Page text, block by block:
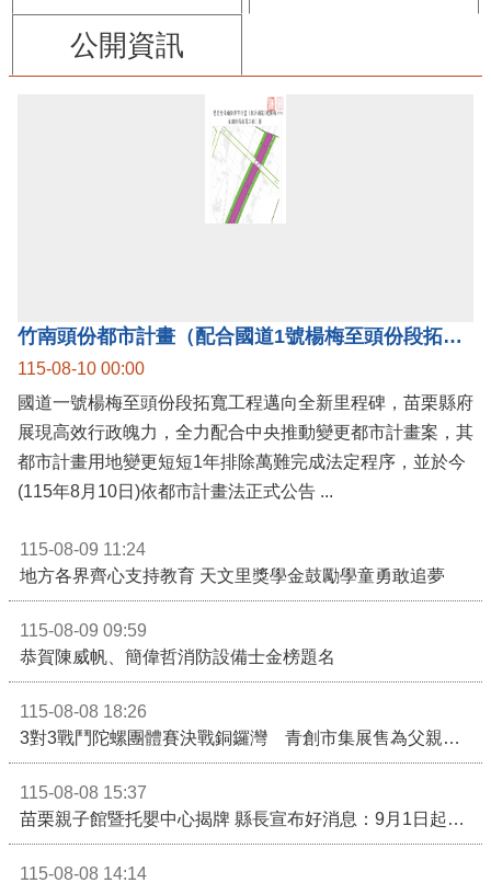
公開資訊
竹南頭份都市計畫（配合國道1號楊梅至頭份段拓寬工程）案公告實施，國道1號楊梅至頭份黃金廊帶加速啟動！
115-08-10 00:00
國道一號楊梅至頭份段拓寬工程邁向全新里程碑，苗栗縣府
展現高效行政魄力，全力配合中央推動變更都市計畫案，其
都市計畫用地變更短短1年排除萬難完成法定程序，並於今
115-08-09 11:24
地方各界齊心支持教育 天文里獎學金鼓勵學童勇敢追夢
115-08-09 09:59
恭賀陳威帆、簡偉哲消防設備士金榜題名
115-08-08 18:26
115-08-08 15:37
115-08-08 14:14